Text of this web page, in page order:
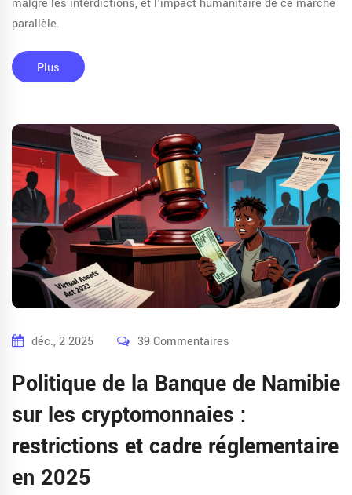
malgré les interdictions, et l'impact humanitaire de ce marché
parallèle.
Plus
déc., 2 2025 39 Commentaires
Politique de la Banque de Namibie
sur les cryptomonnaies :
restrictions et cadre réglementaire
en 2025